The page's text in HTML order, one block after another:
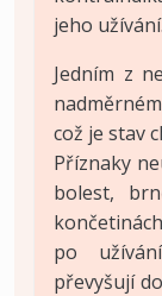
jeho užívání.
Jedním z
což je stav
Příznaky
bolest,
po
převyšují